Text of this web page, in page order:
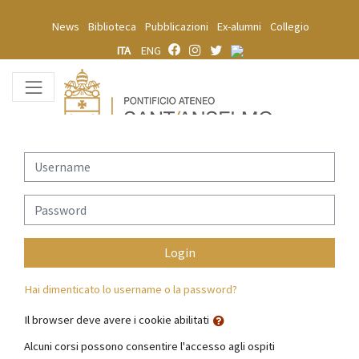
News
Biblioteca Pubblicazioni Ex-alumni
Collegio
ITA
ENG
Username
Password
Login
Hai dimenticato lo username o la password?
Il browser deve avere i cookie abilitati
Alcuni corsi possono consentire l'accesso agli ospiti